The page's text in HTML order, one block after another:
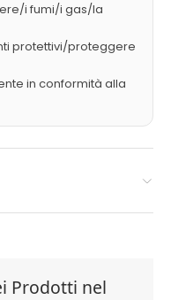
i fumi/i gas/la
protettivi/proteggere
in conformità alla
Prodotti nel